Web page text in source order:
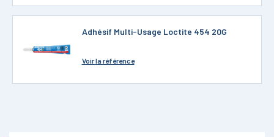
Adhésif Multi-Usage Loctite 454 20G
Voirla référence